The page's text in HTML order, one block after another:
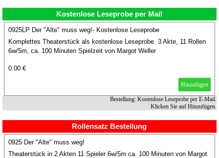
Kostenlose Leseprobe per Mail
0925LP Der "Alte" muss weg!- Kostenlose Leseprobe
Komplettes Theaterstück als kostenlose Leseprobe. 3 Akte, 11 Rollen
6w/5m, ca. 100 Minuten Spielzeit von Margot Weller
0.00 €
Hinzufügen
Bestellung: Kostenlose Leseprobe per E-Mail.
Klicken Sie auf Hinzufügen.
Rollensatz Bestellung
0925 Der "Alte" muss weg!
Theaterstück in 2 Akten 11 Spieler 6w/5m ca. 100 Minuten von Margot